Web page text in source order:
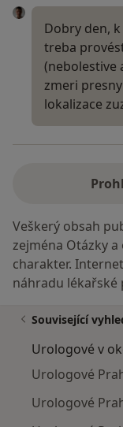
Dobry den,
treba
(nebolestive
zmeri
lokalizace
Veškerý obsah
zejména Otázky
charakter.
náhradu lékařské
Související
Urologové v
Urologové
Urologové